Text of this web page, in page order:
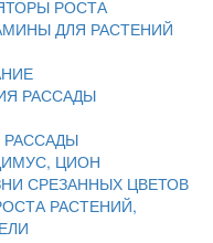
РОСТА
ДЛЯ РАСТЕНИЙ
РАССАДЫ
ЦИОН
СРЕЗАННЫХ ЦВЕТОВ
РАСТЕНИЙ,